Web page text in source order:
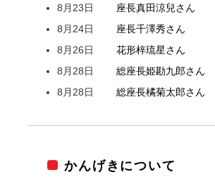
8月23日
座長真田涼兒さん
8月24日
座長千澤秀さん
8月26日
花形梓琉星さん
8月28日
総座長姫勘九郎さん
8月28日
総座長橘菊太郎さん
かんげきについて